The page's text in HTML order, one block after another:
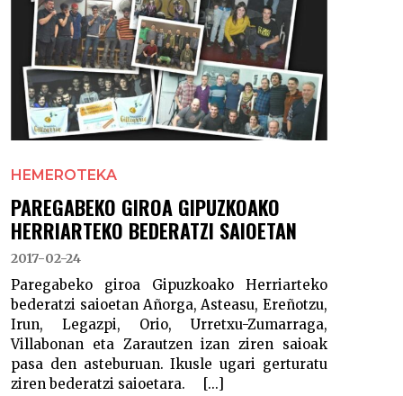
HEMEROTEKA
PAREGABEKO GIROA GIPUZKOAKO
HERRIARTEKO BEDERATZI SAIOETAN
2017-02-24
Paregabeko giroa Gipuzkoako Herriarteko
bederatzi saioetan Añorga, Asteasu, Ereñotzu,
Irun, Legazpi, Orio, Urretxu-Zumarraga,
Villabonan eta Zarautzen izan ziren saioak
pasa den asteburuan. Ikusle ugari gerturatu
ziren bederatzi saioetara. [...]